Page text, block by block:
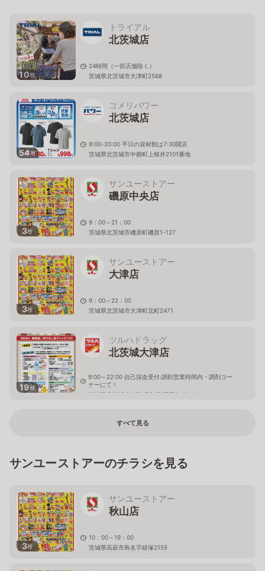
10枚
トライアル
北茨城店
24時間（一部店舗除く）
茨城県北茨城市大津町2568
54枚
コメリパワー
北茨城店
9:00-20:00 平日の資材館は7:30開店
茨城県北茨城市中郷町上桜井2101番地
3枚
サンユーストアー
磯原中央店
9：00～21：00
茨城県北茨城市磯原町磯原1-127
3枚
サンユーストアー
大津店
9：00～22：00
茨城県北茨城市大津町北町2471
19枚
ツルハドラッグ
北茨城大津店
9:00～22:00 自己採血受付:調剤営業時間内・調剤コー
ナーにて！
茨城県北茨城市大津町北町4丁目5-15-1
すべて見る
サンユーストアーのチラシを見る
3枚
サンユーストアー
秋山店
10：00～19：00
茨城県高萩市島名字経塚2155